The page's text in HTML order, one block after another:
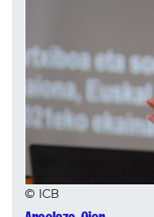
© ICB